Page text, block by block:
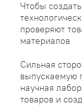
Чтобы
проверяют
материалов
Сильная
выпускаемую
научная
товаров и